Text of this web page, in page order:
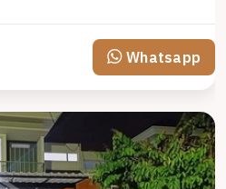
Whatsapp